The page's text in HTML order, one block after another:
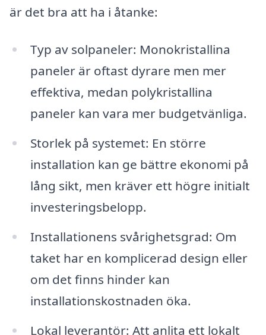
är det bra att ha i åtanke:
Typ av solpaneler: Monokristallina
paneler är oftast dyrare men mer
effektiva, medan polykristallina
paneler kan vara mer budgetvänliga.
Storlek på systemet: En större
installation kan ge bättre ekonomi på
lång sikt, men kräver ett högre initialt
investeringsbelopp.
Installationens svårighetsgrad: Om
taket har en komplicerad design eller
om det finns hinder kan
installationskostnaden öka.
Lokal leverantör: Att anlita ett lokalt